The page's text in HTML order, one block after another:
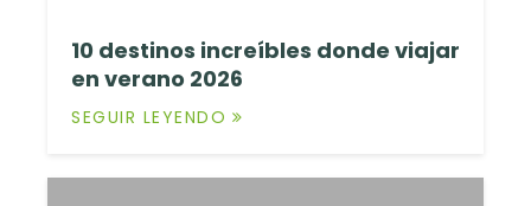
10 destinos increíbles donde viajar
en verano 2026
SEGUIR LEYENDO